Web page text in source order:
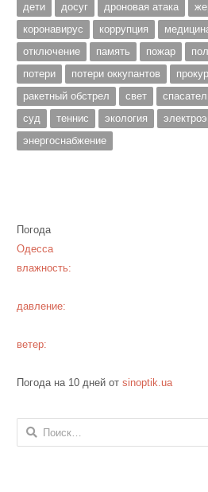
дети
досуг дроновая атака
коронавирус
коррупция
отключение
память пожар
потери
потери оккупантов
ракетный обстрел
свет
суд
теннис экология
энергоснабжение
Погода
Одесса
влажность:
давление:
ветер:
Погода на 10 дней от sinoptik.ua
Найти: